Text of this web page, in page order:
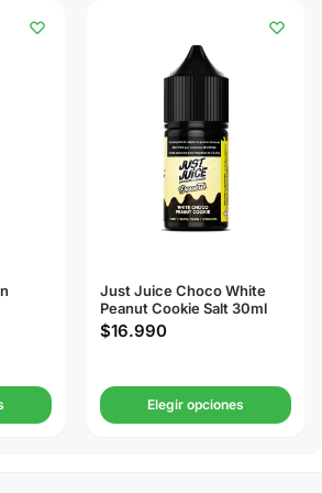
Just Juice Choco White
Peanut Cookie Salt 30ml
$16.990
Elegir opciones